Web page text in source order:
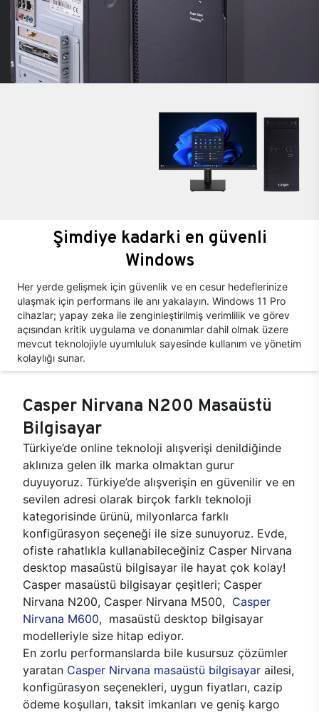
Şimdiye kadarki en güvenli
Windows
Her yerde gelişmek için güvenlik ve en cesur hedeflerinize
ulaşmak için performans ile anı yakalayın. Windows 11 Pro
cihazlar; yapay zeka ile zenginleştirilmiş verimlilik ve görev
açısından kritik uygulama ve donanımlar dahil olmak üzere
mevcut teknolojiyle uyumluluk sayesinde kullanım ve yönetim
kolaylığı sunar.
Casper Nirvana N200 Masaüstü
Bilgisayar
Türkiye’de online teknoloji alışverişi denildiğinde
aklınıza gelen ilk marka olmaktan gurur
duyuyoruz. Türkiye’de alışverişin en güvenilir ve en
sevilen adresi olarak birçok farklı teknoloji
kategorisinde ürünü, milyonlarca farklı
konfigürasyon seçeneği ile size sunuyoruz. Evde,
ofiste rahatlıkla kullanabileceğiniz Casper Nirvana
desktop masaüstü bilgisayar ile hayat çok kolay!
Casper masaüstü bilgisayar çeşitleri; Casper
Nirvana N200, Casper Nirvana M500, Casper
Nirvana M600, masaüstü desktop bilgisayar
modelleriyle size hitap ediyor.
En zorlu performanslarda bile kusursuz çözümler
yaratan Casper Nirvana masaüstü bilgisayar ailesi,
konfigürasyon seçenekleri, uygun fiyatları, cazip
ödeme koşulları, taksit imkanları ve geniş kargo